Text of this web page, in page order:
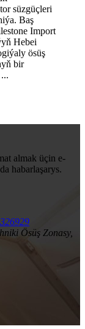
süzgüçleri
Baş
Import
Hebei
ösüş
bir
almak üçin e-
habarlaşarys.
Ösüş Zonasy,